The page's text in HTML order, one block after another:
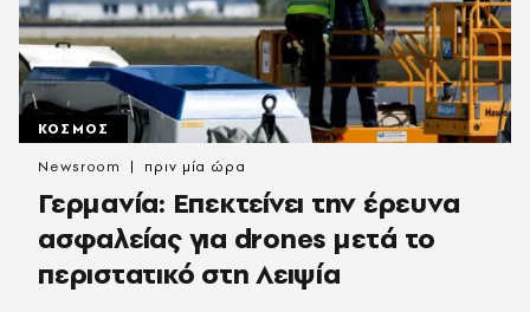
ΚΟΣΜΟΣ
Γερμανία: Επεκτείνει την έρευνα
ασφαλείας για drones μετά το
περιστατικό στη Λειψία
Newsroom πριν μία ώρα